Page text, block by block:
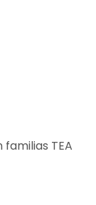
TEA